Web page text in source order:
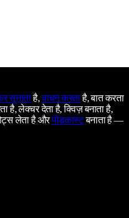
सुनाताहै,वाचन करताहै, बात करता
है, लेक्चर देता है, क्विज़ बनाता है,
लेता है औरपोडकास्टबनाता है —